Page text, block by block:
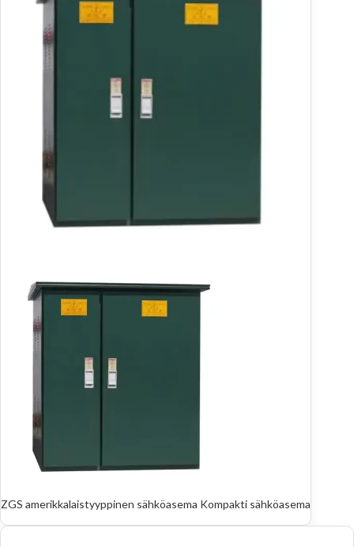
ZGS amerikkalaistyyppinen sähköasema Kompakti sähköasema